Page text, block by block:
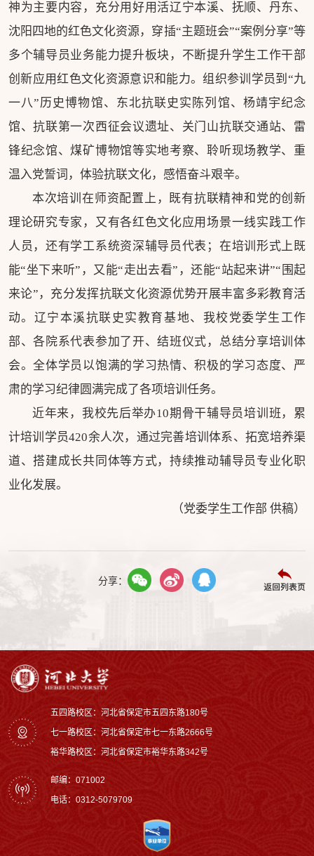
神为主要内容，充分用好用活辽宁本溪、抚顺、丹东、
沈阳四地的红色文化资源，穿插“主题班会”“案例分享”等
多个辅导员业务能力提升板块，不断提升学生工作干部
创新应用红色文化资源意识和能力。组织参训学员到“九
一八”历史博物馆、东北抗联史实陈列馆、杨靖宇纪念
馆、抗联第一次西征会议遗址、关门山抗联交通站、雷
锋纪念馆、煤矿博物馆等实地考察、聆听现场教学、重
温入党誓词，体验抗联文化，感悟奋斗艰辛。
本次培训在师资配置上，既有抗联精神和党的创新
理论研究专家，又有各红色文化应用场景一线实践工作
人员，还有学工系统资深辅导员代表；在培训形式上既
能“坐下来听”，又能“走出去看”，还能“站起来讲”“围起
来论”，充分发挥抗联文化资源优势开展丰富多彩教育活
动。辽宁本溪抗联史实教育基地、我校党委学生工作
部、各院系代表参加了开、结班仪式，总结分享培训体
会。全体学员以饱满的学习热情、积极的学习态度、严
肃的学习纪律圆满完成了各项培训任务。
近年来，我校先后举办10期骨干辅导员培训班，累
计培训学员420余人次，通过完善培训体系、拓宽培养渠
道、搭建成长共同体等方式，持续推动辅导员专业化职
业化发展。
（党委学生工作部 供稿）
分享： 返回列表页
五四路校区：河北省保定市五四东路180号
七一路校区：‌河北省保定市七一东路2666号
裕华路校区‌：河北省保定市裕华东路342号
邮编：071002
电话：0312-5079709